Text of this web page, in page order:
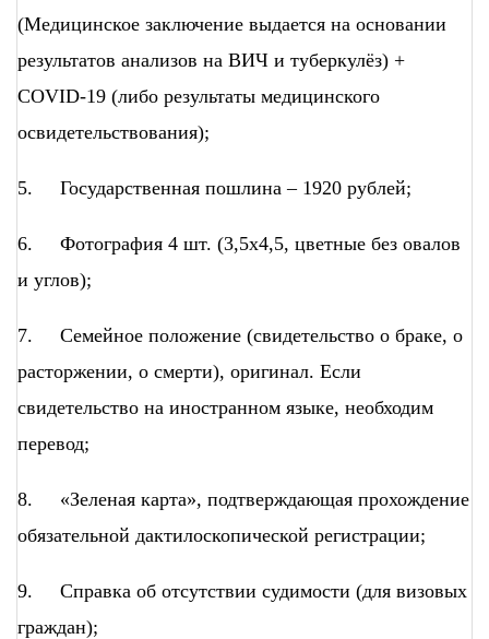
(Медицинское заключение выдается на основании
результатов анализов на ВИЧ и туберкулёз) +
COVID-19 (либо результаты медицинского
освидетельствования);
5. Государственная пошлина – 1920 рублей;
6. Фотография 4 шт. (3,5х4,5, цветные без овалов
и углов);
7. Семейное положение (свидетельство о браке, о
расторжении, о смерти), оригинал. Если
свидетельство на иностранном языке, необходим
перевод;
8. «Зеленая карта», подтверждающая прохождение
обязательной дактилоскопической регистрации;
9. Справка об отсутствии судимости (для визовых
граждан);